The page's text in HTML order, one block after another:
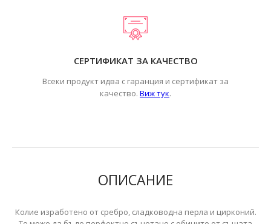
СЕРТИФИКАТ ЗА КАЧЕСТВО
Всеки продукт идва с гаранция и сертификат за
качество. Виж тук.
ОПИСАНИЕ
Колие изработено от сребро, сладководна перла и цирконий.